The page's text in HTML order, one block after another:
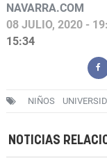
NAVARRA.COM
08 JULIO, 2020 -
15:34
NIÑOS
NOTICIAS